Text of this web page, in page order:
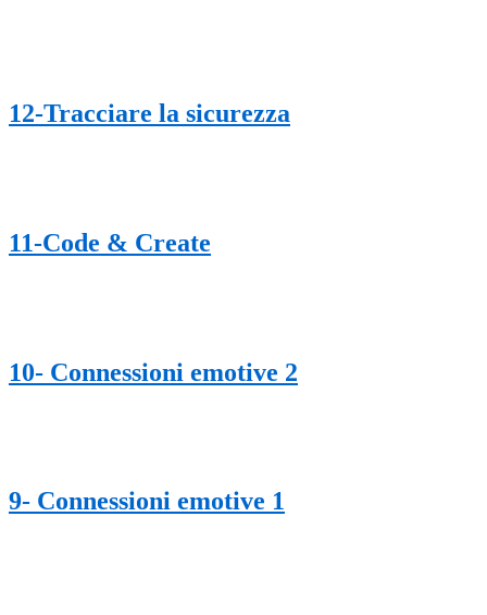
12-Tracciare la sicurezza
11-Code & Create
10- Connessioni emotive 2
9- Connessioni emotive 1